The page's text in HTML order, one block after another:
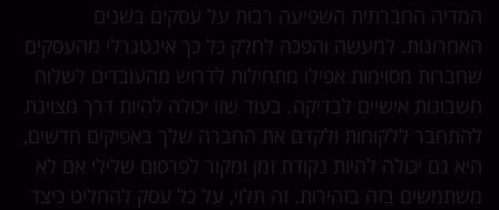
המדיה החברתית השפיעה רבות על עסקים בשנים
האחרונות. למעשה והפכה לחלק כל כך אינטגרלי מהעסקים
שחברות מסוימות אפילו מתחילות לדרוש מהעובדים לשלוח
חשבונות אישיים לבדיקה. בעוד שזו יכולה להיות דרך מצוינת
להתחבר ללקוחות ולקדם את החברה שלך באפיקים חדשים,
היא גם יכולה להיות נקודת זמן ומקור לפרסום שלילי אם לא
משתמשים בזה בזהירות. זה תלוי, על כל עסק להחליט כיצד